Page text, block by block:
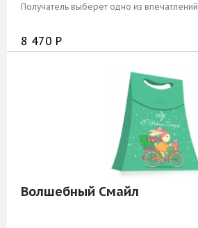
Получатель выберет одно из впечатлений
8 470 Р
Волшебный Смайл